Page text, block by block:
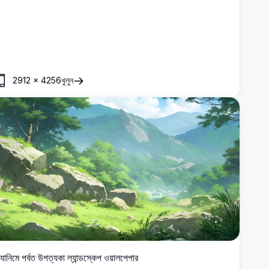
2912 × 4256খুলুন
পর্বত উপত্যকা ল্যান্ডস্কেপ ওয়ালপেপার